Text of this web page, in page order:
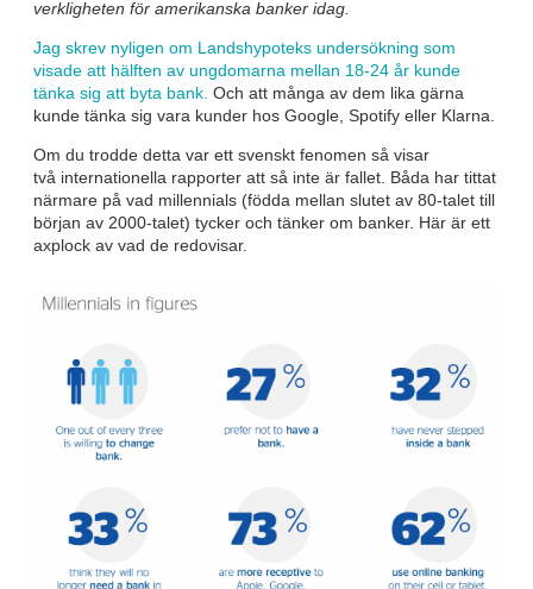
verkligheten för amerikanska banker idag.
Jag skrev nyligen om Landshypoteks undersökning som
visade att hälften av ungdomarna mellan 18-24 år kunde
tänka sig att byta bank. Och att många av dem lika gärna
kunde tänka sig vara kunder hos Google, Spotify eller Klarna.
Om du trodde detta var ett svenskt fenomen så visar
två internationella rapporter att så inte är fallet. Båda har tittat
närmare på vad millennials (födda mellan slutet av 80-talet till
början av 2000-talet) tycker och tänker om banker. Här är ett
axplock av vad de redovisar.